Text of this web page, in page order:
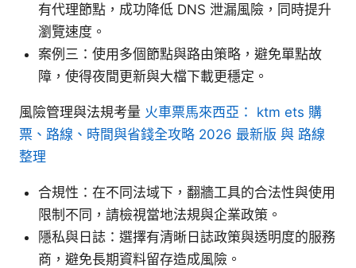
有代理節點，成功降低 DNS 泄漏風險，同時提升
瀏覽速度。
案例三：使用多個節點與路由策略，避免單點故
障，使得夜間更新與大檔下載更穩定。
風險管理與法規考量 火車票馬來西亞： ktm ets 購
票、路線、時間與省錢全攻略 2026 最新版 與 路線
整理
合規性：在不同法域下，翻牆工具的合法性與使用
限制不同，請檢視當地法規與企業政策。
隱私與日誌：選擇有清晰日誌政策與透明度的服務
商，避免長期資料留存造成風險。